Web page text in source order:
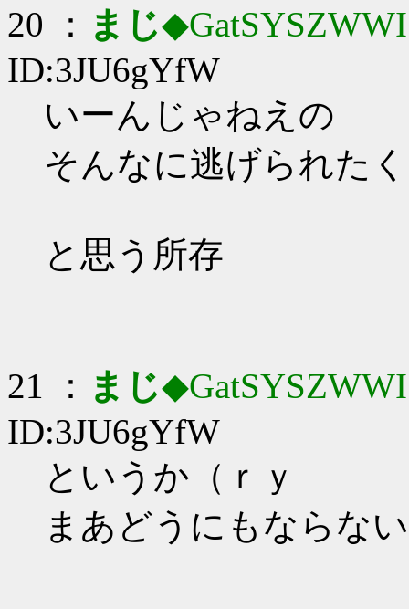
20 ： まじ◆GatSYSZWWI
ID:3JU6gYfW
いーんじゃねえの
そんなに逃げられた
と思う所存
21 ： まじ◆GatSYSZWWI
ID:3JU6gYfW
というか（ｒｙ
まあどうにもならな